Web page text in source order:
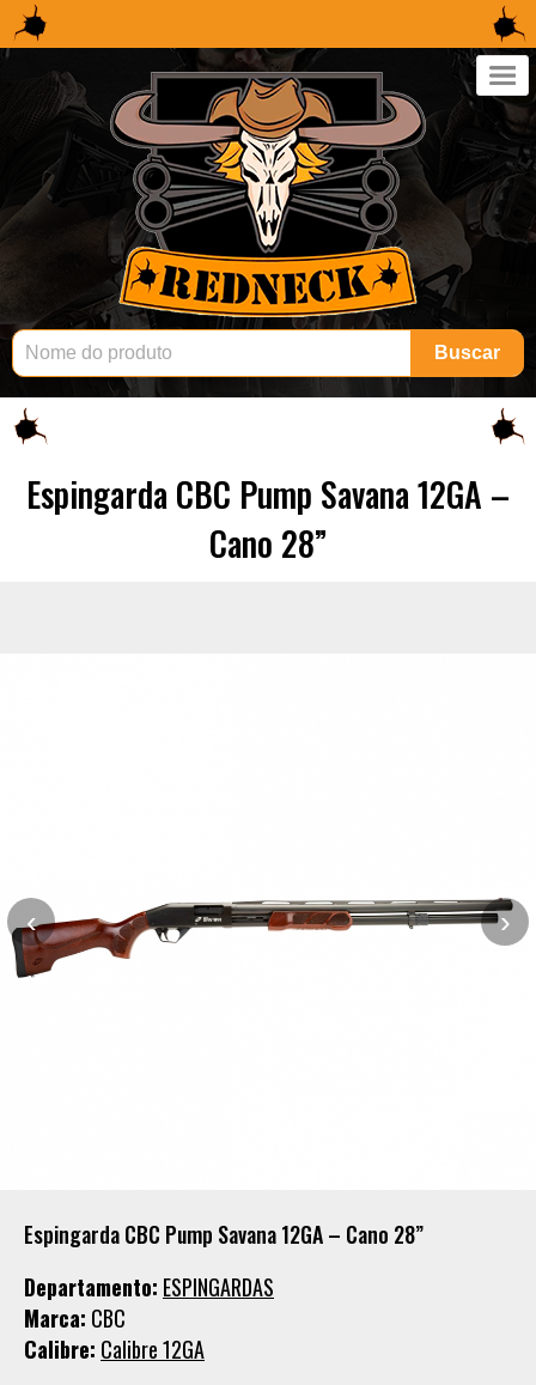
×
Buscar
Espingarda CBC Pump Savana 12GA –
Cano 28”
‹ ›
Espingarda CBC Pump Savana 12GA – Cano 28”
Departamento: ESPINGARDAS
Marca: CBC
Calibre: Calibre 12GA